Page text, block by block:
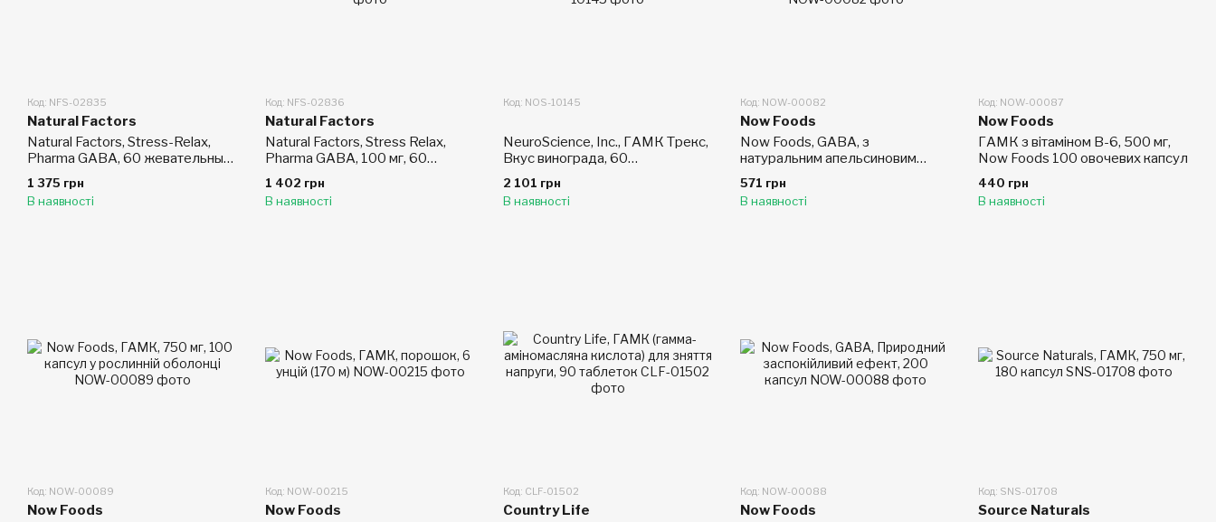
Код: NFS-02835
Natural Factors
Natural Factors, Stress-Relax,
Pharma GABA, 60 жевательных
таблеток
1 375 грн
В наявності
Код: NFS-02836
Natural Factors
Natural Factors, Stress Relax,
Pharma GABA, 100 мг, 60
рослинних капсул
1 402 грн
В наявності
Код: NOS-10145
NeuroScience, Inc., ГАМК Трекс,
Вкус винограда, 60
жевательных таблеток
2 101 грн
В наявності
Код: NOW-00082
Now Foods
Now Foods, GABA, з
натуральним апельсиновим
смаком, 90 жувальних таблеток
571 грн
В наявності
Код: NOW-00087
Now Foods
ГАМК з вітаміном B-6, 500 мг,
Now Foods 100 овочевих капсул
440 грн
В наявності
Код: NOW-00089
Now Foods
Код: NOW-00215
Now Foods
Код: CLF-01502
Country Life
Код: NOW-00088
Now Foods
Код: SNS-01708
Source Naturals